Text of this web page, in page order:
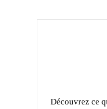
Découvrez ce